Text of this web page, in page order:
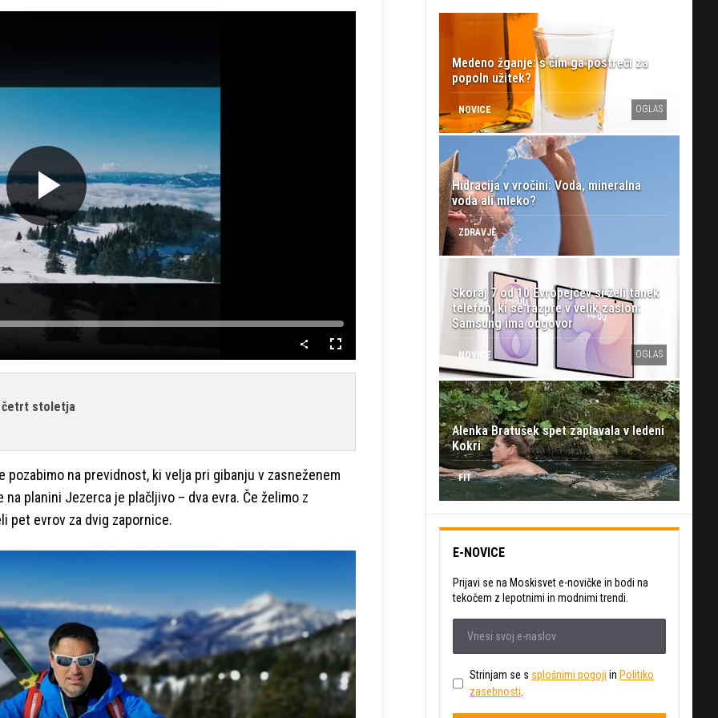
Predvajaj
Celozaslonski
način
četrt stoletja
pozabimo na previdnost, ki velja pri gibanju v zasneženem
na planini Jezerca je plačljivo – dva evra. Če želimo z
pet evrov za dvig zapornice.
Medeno žganje: s čim ga postreči za
popoln užitek?
NOVICE OGLAS
Hidracija v vročini: Voda, mineralna
voda ali mleko?
ZDRAVJE
Skoraj 7 od 10 Evropejcev si želi tanek
telefon, ki se razpre v velik zaslon:
Samsung ima odgovor
NOVICE OGLAS
Alenka Bratušek spet zaplavala v ledeni
Kokri
FIT
E-NOVICE
Prijavi se na Moskisvet e-novičke in bodi na
tekočem z lepotnimi in modnimi trendi.
Strinjam se s splošnimi pogoji in Politiko
zasebnosti